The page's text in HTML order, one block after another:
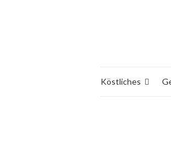
Köstliches